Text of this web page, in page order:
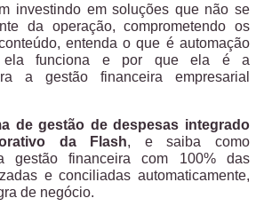
investindo em soluções que não se
da operação, comprometendo os
entenda o que é automação
ela funciona e por que ela é a
a gestão financeira empresarial
de gestão de despesas integrado
da Flash, e saiba como
gestão financeira com 100% das
e conciliadas automaticamente,
de negócio.